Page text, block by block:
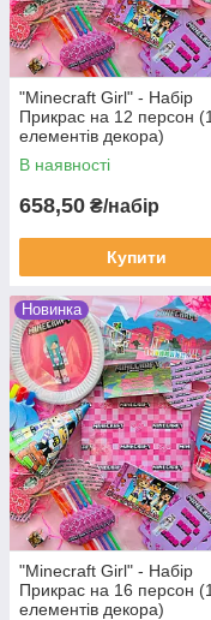
"Minecraft Girl" - Набір
Прикрас на 12 персон
елементів декора)
В наявності
658,50 ₴/набір
Купити
Новинка
"Minecraft Girl" - Набір
Прикрас на 16 персон
елементів декора)